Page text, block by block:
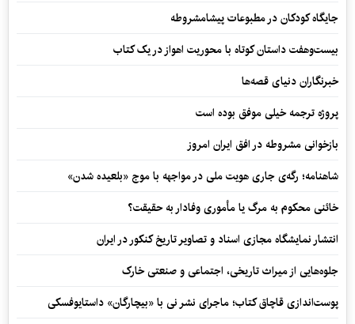
جایگاه کودکان در مطبوعات پیشامشروطه
بیست‌وهفت داستان کوتاه با محوریت اهواز در یک کتاب
خبرنگاران دنیای قصه‌ها
پروژه ترجمه خیلی موفق بوده است
بازخوانی مشروطه در افق ایران امروز
شاهنامه؛ رگه‌ی جاری هویت ملی در مواجهه با موج «بلعیده شدن»
خائنی محکوم به مرگ یا مأموری وفادار به حقیقت؟
انتشار نمایشگاه مجازی اسناد و تصاویر تاریخ کنکور در ایران
جلوه‌هایی از میراث تاریخی، اجتماعی و صنعتی خارک
پوست‌اندازی قاچاق کتاب؛ ماجرای نشر نی با «بیچارگان» داستایوفسکی